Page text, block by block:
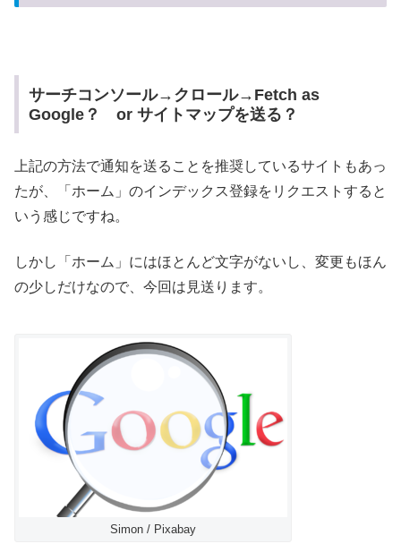
サーチコンソール→クロール→Fetch as
Google？ or サイトマップを送る？
上記の方法で通知を送ることを推奨しているサイトもあっ
たが、「ホーム」のインデックス登録をリクエストすると
いう感じですね。
しかし「ホーム」にはほとんど文字がないし、変更もほん
の少しだけなので、今回は見送ります。
Simon / Pixabay